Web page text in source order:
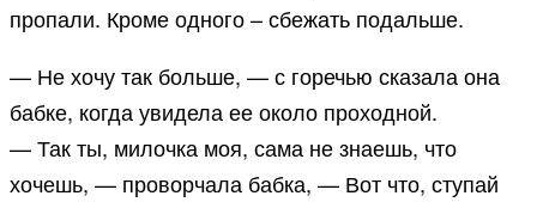
пропали. Кроме одного – сбежать подальше.
— Не хочу так больше, — с горечью сказала она
бабке, когда увидела ее около проходной.
— Так ты, милочка моя, сама не знаешь, что
хочешь, — проворчала бабка, — Вот что, ступай